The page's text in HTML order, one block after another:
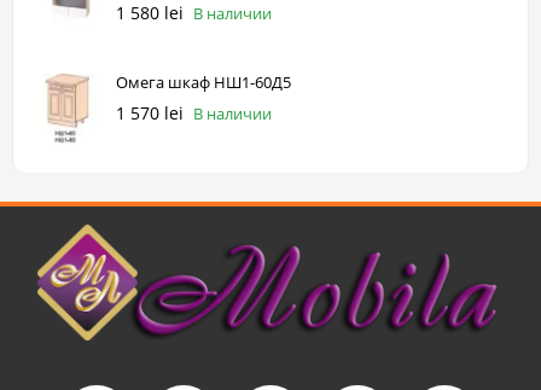
1 580 lei В наличии
Омега шкаф НШ1-60Д5
1 570 lei В наличии